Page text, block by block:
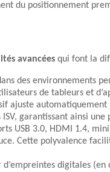
du positionnement
avancées qui font la
des environnements
de tableurs et
ajuste
garantissant ainsi
USB 3.0, HDMI 1.4,
Cette polyvalence
d’empreintes digitales